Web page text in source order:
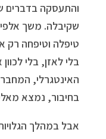
והתעסקה בדברים
שקיבלה. משך
טיפלה וטיפחה רק
בלי לאזן, בלי
האינטגרלי,
בחיבור, נמצא
אבל במהלך